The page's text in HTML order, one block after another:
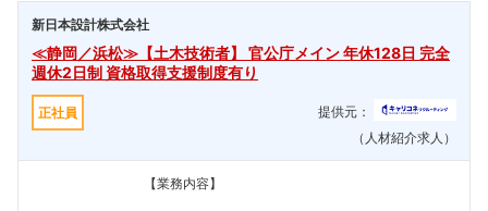
新日本設計株式会社
≪静岡／浜松≫【土木技術者】 官公庁メイン 年休128日 完全
週休2日制 資格取得支援制度有り
正社員
提供元：
（人材紹介求人）
【業務内容】